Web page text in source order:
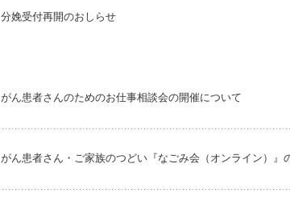
分娩受付再開のおしらせ
がん患者さんのためのお仕事相談会の開催について
がん患者さん・ご家族のつどい『なごみ会（オンライン）』